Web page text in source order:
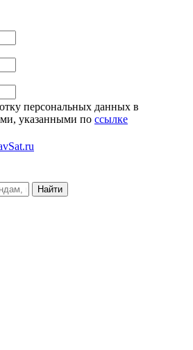
персональных данных в
указанными по ссылке